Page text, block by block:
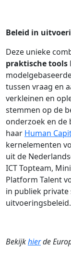
Beleid in
Deze unieke
praktische tools
tussen vraag en
verkleinen en
stemmen op de
onderzoek en de
haar Human
kernelementen
uit de
ICT Topteam,
Platform Talent
in publiek
uitvoeringsbeleid.
Bekijkhierde